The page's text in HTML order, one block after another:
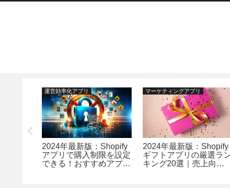
運営効率化アプリ
2024年最新版：Shopify
アプリで購入制限を設定
できる！おすすめアプリ
マーケティングアプリ
2024年最新版：Shopify
ギフトアプリの厳選ラ
キング20選｜売上向上